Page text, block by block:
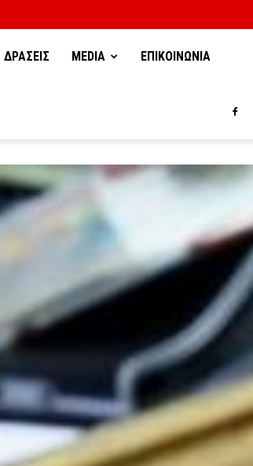
ΔΡΑΣΕΙΣ MEDIA ΕΠΙΚΟΙΝΩΝΙΑ